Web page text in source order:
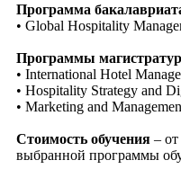
Программа
• Global Hospitality
Программы
• International Hotel
• Hospitality Strategy and
• Marketing and
Стоимость обучения –
выбранной программы